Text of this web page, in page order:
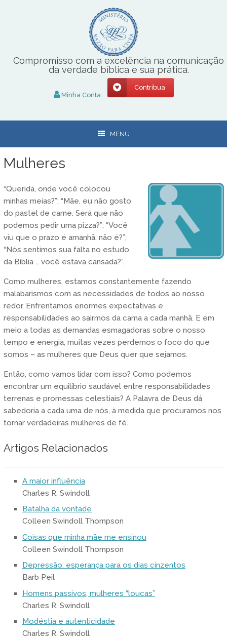
Compromisso com a excelência na comunicação
da verdade bíblica e sua prática.
Minha Conta
Contribua
MENU
Mulheres
“Querida, onde você colocou
minhas meias?”; “Mãe, eu não gosto
do pastel de carne. Será que não
podemos pedir uma pizza?”; “Você
viu que o prazo é amanhã, não é?”;
“Nós sentimos sua falta no estudo
da Bíblia … você estava cansada?”.
Como mulheres, estamos constantemente fazendo
malabarismos com as necessidades de todos ao nosso
redor. Enfrentamos enormes expectativas e
responsabilidades ao sairmos da cama a cada manhã. E em
meio a todas as demandas esmagadoras sobre o nosso
tempo e energia, muitas vezes perdemos o foco do que
somos – as mulheres que Deus quer que sejamos.
Então, como vamos lidar com isso? Como podemos
encontrar um equilíbrio saudável entre responsabilidades
terrenas e promessas celestiais? A Palavra de Deus dá
sabedoria a cada uma de nós, à medida que procuramos nos
tornar verdadeiras mulheres de fé.
Artigos Relacionados
A maior influência
Charles R. Swindoll
Batalha da vontade
Colleen Swindoll Thompson
Coisas que minha mãe me ensinou
Colleen Swindoll Thompson
Depressão: esperança para os dias cinzentos
Barb Peil
Homens passivos, mulheres “loucas”
Charles R. Swindoll
Modéstia e autenticidade
Charles R. Swindoll